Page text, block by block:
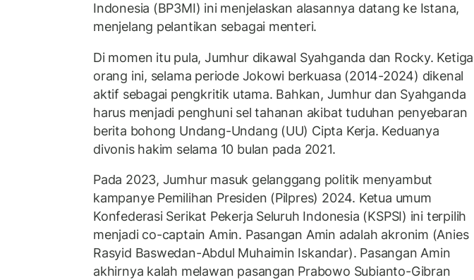
Indonesia (BP3MI) ini menjelaskan alasannya datang ke Istana,
menjelang pelantikan sebagai menteri.
Di momen itu pula, Jumhur dikawal Syahganda dan Rocky. Ketiga
orang ini, selama periode Jokowi berkuasa (2014-2024) dikenal
aktif sebagai pengkritik utama. Bahkan, Jumhur dan Syahganda
harus menjadi penghuni sel tahanan akibat tuduhan penyebaran
berita bohong Undang-Undang (UU) Cipta Kerja. Keduanya
divonis hakim selama 10 bulan pada 2021.
Pada 2023, Jumhur masuk gelanggang politik menyambut
kampanye Pemilihan Presiden (Pilpres) 2024. Ketua umum
Konfederasi Serikat Pekerja Seluruh Indonesia (KSPSI) ini terpilih
menjadi co-captain Amin. Pasangan Amin adalah akronim (Anies
Rasyid Baswedan-Abdul Muhaimin Iskandar). Pasangan Amin
akhirnya kalah melawan pasangan Prabowo Subianto-Gibran